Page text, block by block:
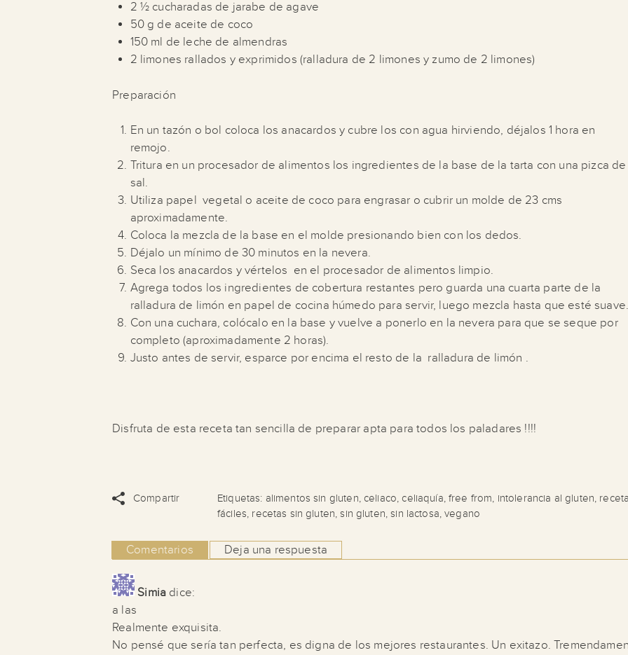
2 ½ cucharadas de jarabe de agave
50 g de aceite de coco
150 ml de leche de almendras
2 limones rallados y exprimidos (ralladura de 2 limones y zumo de 2 limones)
Preparación
En un tazón o bol coloca los anacardos y cubre los con agua hirviendo, déjalos 1 hora en
remojo.
Tritura en un procesador de alimentos los ingredientes de la base de la tarta con una pizca de
sal.
Utiliza papel vegetal o aceite de coco para engrasar o cubrir un molde de 23 cms
aproximadamente.
Coloca la mezcla de la base en el molde presionando bien con los dedos.
Déjalo un mínimo de 30 minutos en la nevera.
Seca los anacardos y vértelos en el procesador de alimentos limpio.
Agrega todos los ingredientes de cobertura restantes pero guarda una cuarta parte de la
ralladura de limón en papel de cocina húmedo para servir, luego mezcla hasta que esté
Con una cuchara, colócalo en la base y vuelve a ponerlo en la nevera para que se seque por
completo (aproximadamente 2 horas).
Justo antes de servir, esparce por encima el resto de la ralladura de limón .
Disfruta de esta receta tan sencilla de preparar apta para todos los paladares !!!!
Compartir Etiquetas: alimentos sin gluten, celiaco, celiaquía,free from, intolerancia al gluten,
fáciles, recetas sin gluten,sin gluten,sin lactosa,vegano
Comentarios Deja una respuesta
Simia dice:
a las
Realmente exquisita.
No pensé que sería tan perfecta, es digna de los mejores restaurantes. Un exitazo.